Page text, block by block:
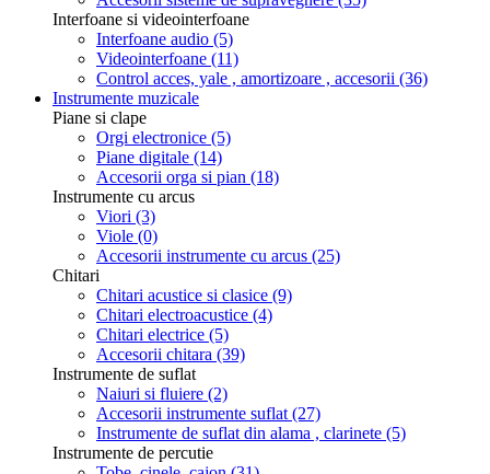
Interfoane si videointerfoane
Interfoane audio (5)
Videointerfoane (11)
Control acces, yale , amortizoare , accesorii (36)
Instrumente muzicale
Piane si clape
Orgi electronice (5)
Piane digitale (14)
Accesorii orga si pian (18)
Instrumente cu arcus
Viori (3)
Viole (0)
Accesorii instrumente cu arcus (25)
Chitari
Chitari acustice si clasice (9)
Chitari electroacustice (4)
Chitari electrice (5)
Accesorii chitara (39)
Instrumente de suflat
Naiuri si fluiere (2)
Accesorii instrumente suflat (27)
Instrumente de suflat din alama , clarinete (5)
Instrumente de percutie